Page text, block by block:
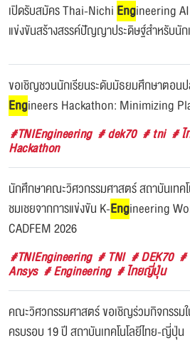
เปิดรับสมัคร Thai-Nichi Engineering
แข่งขันสร้างสรรค์ปัญญาประดิษฐ์สำหรับนั
ขอเชิญชวนนักเรียนระดับมัธยมศึกษาตอน
Engineers Hackathon: Minimizing
#TNIEngineering # dek70 # tni #
Hackathon
นักศึกษาคณะวิศวกรรมศาสตร์ สถาบันเทค
ชมเชยจากการแข่งขัน K-Engineering
CADFEM 2026
#TNIEngineering # TNI # DEK70 #
Ansys # Engineering # ไทยญี่ปุ่น
คณะวิศวกรรมศาสตร์ ขอเชิญร่วมกิจกรรม
ครบรอบ 19 ปี สถาบันเทคโนโลยีไทย-ญี่ปุ่น